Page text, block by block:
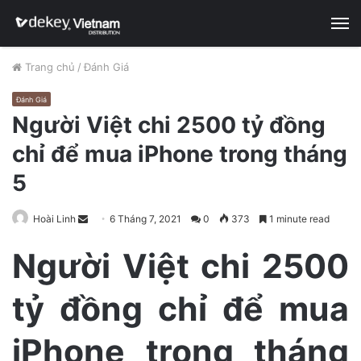
Trang chủ / Đánh Giá
Đánh Giá
Người Việt chi 2500 tỷ đồng
chỉ để mua iPhone trong tháng
5
Hoài Linh
n
d
a
n
m
6 Tháng 7, 2021 0 373 1 minute read
Người Việt chi 2500
tỷ đồng chỉ để mua
iPhone trong tháng